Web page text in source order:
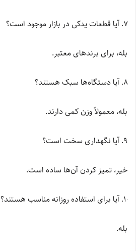
آیا قطعات یدکی در بازار موجود است؟
بله، برای برندهای معتبر.
آیا دستگاه‌ها سبک هستند؟
بله، معمولاً وزن کمی دارند.
آیا نگهداری سخت است؟
خیر، تمیز کردن آن‌ها ساده است.
آیا برای استفاده روزانه مناسب هستند؟
بله.